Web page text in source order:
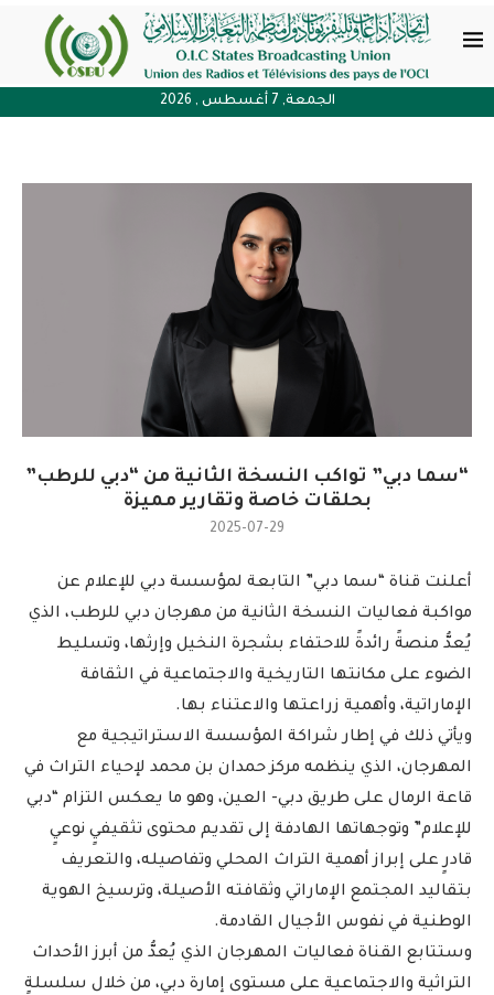
الجمعة, 7 أغسطس , 2026
“سما دبي” تواكب النسخة الثانية من “دبي للرطب”
بحلقات خاصة وتقارير مميزة
2025-07-29
أعلنت قناة “سما دبي” التابعة لمؤسسة دبي للإعلام عن
مواكبة فعاليات النسخة الثانية من مهرجان دبي للرطب، الذي
يُعدُّ منصةً رائدةً للاحتفاء بشجرة النخيل وإرثها، وتسليط
الضوء على مكانتها التاريخية والاجتماعية في الثقافة
الإماراتية، وأهمية زراعتها والاعتناء بها.
ويأتي ذلك في إطار شراكة المؤسسة الاستراتيجية مع
المهرجان، الذي ينظمه مركز حمدان بن محمد لإحياء التراث في
قاعة الرمال على طريق دبي- العين، وهو ما يعكس التزام “دبي
للإعلام” وتوجهاتها الهادفة إلى تقديم محتوى تثقيفيٍ نوعيٍ
قادرٍ على إبراز أهمية التراث المحلي وتفاصيله، والتعريف
بتقاليد المجتمع الإماراتي وثقافته الأصيلة، وترسيخ الهوية
الوطنية في نفوس الأجيال القادمة.
وستتابع القناة فعاليات المهرجان الذي يُعدُّ من أبرز الأحداث
التراثية والاجتماعية على مستوى إمارة دبي، من خلال سلسلةٍ